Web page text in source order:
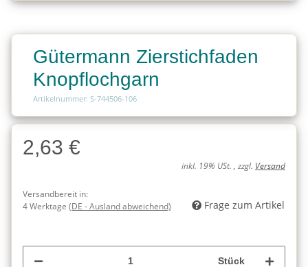
Gütermann Zierstichfaden
Knopflochgarn
Artikelnummer: S-744506-106
2,63 €
inkl. 19% USt. , zzgl. Versand
Versandbereit in:
4 Werktage (DE - Ausland abweichend) Frage zum Artikel
Stück